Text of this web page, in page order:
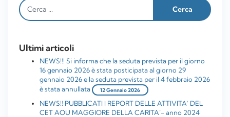
Ultimi articoli
NEWS!!! Si informa che la seduta prevista per il giorno
16 gennaio 2026 è stata posticipata al giorno 29
gennaio 2026 e la seduta prevista per il 4 febbraio 2026
è stata annullata
12 Gennaio 2026
NEWS!! PUBBLICATI I REPORT DELLE ATTIVITA’ DEL
CET AOU MAGGIORE DELLA CARITA’- anno 2024